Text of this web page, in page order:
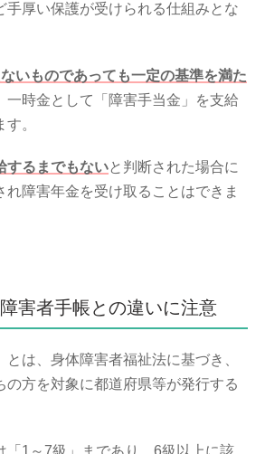
手厚い保護が受けられる仕組みとな
いものであっても一定の基準を満た
一時金として「障害手当金」を支給
。
するまでもないと判断された場合に
れ障害年金を受け取ることはできま
障害者手帳との違いに注意
とは、身体障害者福祉法に基づき、
の方を対象に都道府県等が発行する